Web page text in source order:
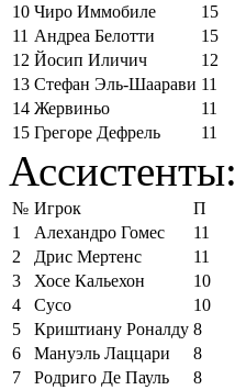
10 Чиро Иммобиле
15
11 Андреа Белотти
15
12 Йосип Иличич
12
13 Стефан Эль-Шаарави 11
14 Жервиньо
11
15 Грегоре Дефрель 11
Ассистенты:
№ Игрок
П
1
Алехандро Гомес
11
2
Дрис Мертенс
11
3
Хосе Кальехон
10
4
Сусо
10
5
Криштиану Роналду 8
6
Мануэль Лаццари
8
7
Родриго Де Пауль
8